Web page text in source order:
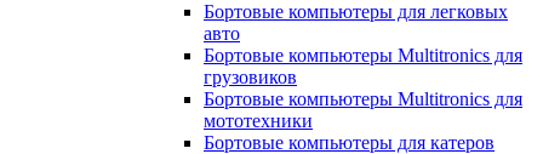
Бортовые компьютеры для легковых
авто
Бортовые компьютеры Multitronics для
грузовиков
Бортовые компьютеры Multitronics для
мототехники
Бортовые компьютеры для катеров